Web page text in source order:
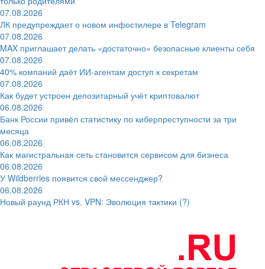
07.08.2026
ЛК предупреждает о новом инфостилере в Telegram
07.08.2026
MAX приглашает делать «достаточно» безопасные клиенты себя
07.08.2026
40% компаний даёт ИИ‑агентам доступ к секретам
07.08.2026
Как будет устроен депозитарный учёт криптовалют
06.08.2026
Банк России привёл статистику по киберпреступности за три
месяца
06.08.2026
Как магистральная сеть становится сервисом для бизнеса
06.08.2026
У Wildberries появится свой мессенджер?
06.08.2026
Новый раунд РКН vs. VPN: Эволюция тактики (?)